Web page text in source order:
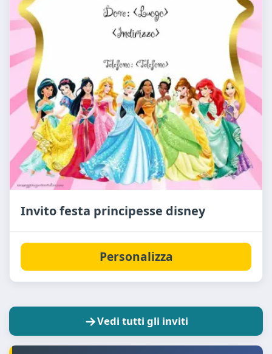
Invito festa principesse disney
Personalizza
Vedi tutti gli inviti